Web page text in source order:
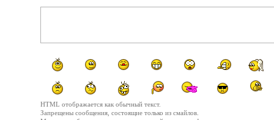
HTML отображается как обычный текст.
Запрещены сообщения, состоящие только из смайлов.